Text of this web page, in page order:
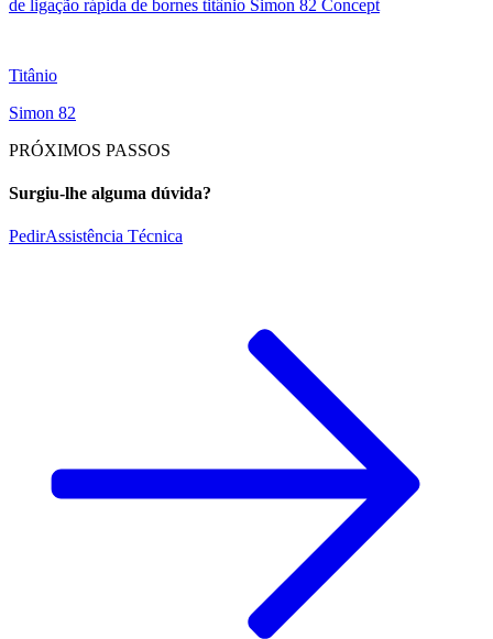
de ligação rápida de bornes titânio Simon 82 Concept
Titânio
Simon 82
PRÓXIMOS PASSOS
Surgiu-lhe alguma dúvida?
PedirAssistência Técnica